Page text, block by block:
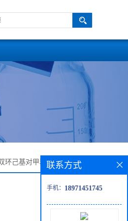
环己基对甲苯—1217049-25-6
联系方式
手机： 18971451745